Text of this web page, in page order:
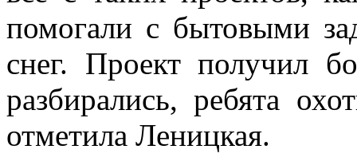
помогали с бытовыми
снег. Проект получил
разбирались, ребята
отметила Леницкая.